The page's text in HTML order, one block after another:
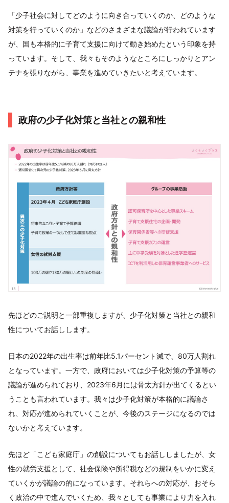
「少子社会に対してどのように向き合っていくのか、どのような
対策を行っていくのか」などのさまざまな議論が行われています
が、国も本格的に子育て支援に向けて動き始めたという印象を持
っています。そして、我々もそのようなところにしっかりとアン
テナを張りながら、事業を進めていきたいと考えています。
政府の少子化対策と当社との親和性
先ほどのご説明と一部重複しますが、少子化対策と当社との親和
性についてお話しします。
日本の2022年の出生率は前年比5.1パーセント減で、80万人割れ
となっています。一方で、政府においては少子化対策の予算等の
議論が進められており、2023年6月には骨太方針が出てくるとい
うことも言われています。我々は少子化対策が本格的に議論さ
れ、対応が進められていくことが、今後のステージになるのでは
ないかと考えています。
先ほど「こども家庭庁」の創設についてもお話ししましたが、女
性の就労支援として、社会保険や所得税などの規制をいかに変え
ていくかが議論の的になっています。それらへの対応が、おそら
く政治の中で進んでいくため、我々としても事業により力を入れ